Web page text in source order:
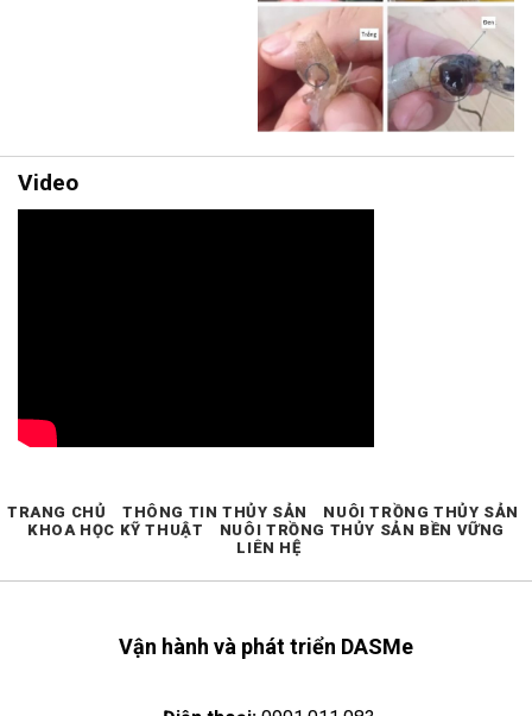
Video
Vận hành và phát triển DASMe
TRANG CHỦ THÔNG TIN THỦY SẢN
NUÔI TRỒNG THỦY SẢN
KHOA HỌC KỸ THUẬT
NUÔI TRỒNG THỦY SẢN BỀN VỮNG
LIÊN HỆ